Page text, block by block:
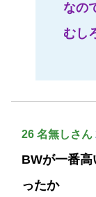
なの
むし
26 名無しさん
BWが一番
ったか